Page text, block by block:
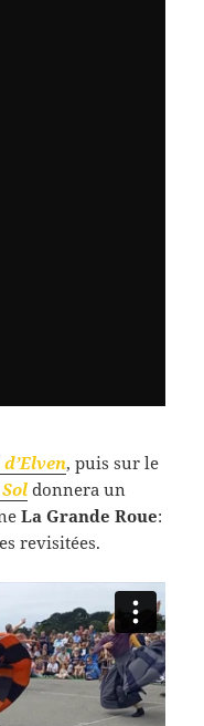
, puis sur le
donnera un
La Grande Roue:
revisitées.